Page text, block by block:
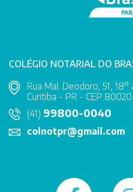
COLÉGIO NOTARIAL DO
Rua Mal. Deodoro, 51,
Curitiba - PR - CEP
(41) 99800-0040
colnotpr@gmail.com